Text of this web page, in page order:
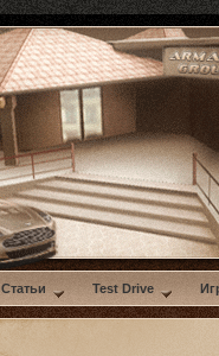
Статьи Test Drive